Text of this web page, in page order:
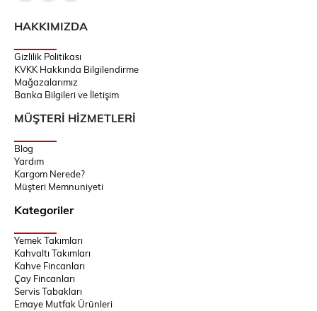
HAKKIMIZDA
Gizlilik Politikası
KVKK Hakkında Bilgilendirme
Mağazalarımız
Banka Bilgileri ve İletişim
MÜŞTERİ HİZMETLERİ
Blog
Yardım
Kargom Nerede?
Müşteri Memnuniyeti
Kategoriler
Yemek Takımları
Kahvaltı Takımları
Kahve Fincanları
Çay Fincanları
Servis Tabakları
Emaye Mutfak Ürünleri